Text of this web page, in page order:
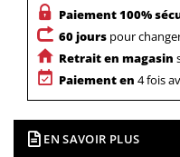
Paiement 100%
60 jours pour
Retrait en magasin
Paiement en 4 fois
EN SAVOIR PLUS